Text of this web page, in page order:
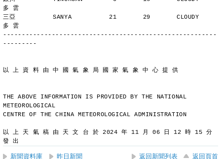
多 雲
三亞          SANYA          21       29       CLOUDY
多 雲
---------------------------------------------------------
---------
以 上 資 料 由 中 國 氣 象 局 國 家 氣 象 中 心 提 供
THE ABOVE INFORMATION IS PROVIDED BY THE NATIONAL
METEOROLOGICAL
CENTRE OF THE CHINA METEOROLOGICAL ADMINISTRATION
以 上 天 氣 稿 由 天 文 台 於 2024 年 11 月 06 日 12 時 15 分
發 出
新聞資料庫 昨日新聞 返回新聞列表 返回頁首